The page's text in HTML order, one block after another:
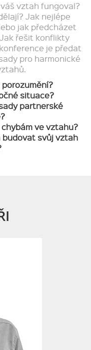
vztah fungoval?
Jak nejlépe
jak předcházet
řešit konflikty
je předat
pro harmonické
situace?
partnerské
ve vztahu?
svůj vztah